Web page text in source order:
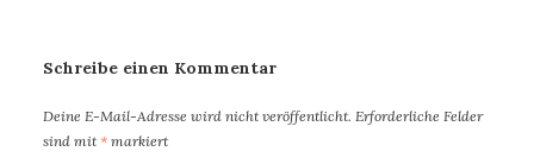
Schreibe einen Kommentar
Deine E-Mail-Adresse wird nicht veröffentlicht. Erforderliche Felder
sind mit* markiert